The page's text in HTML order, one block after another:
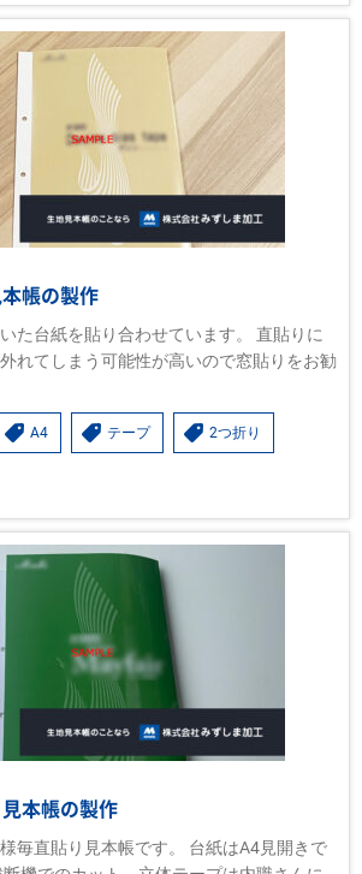
帳の製作
た台紙を貼り合わせています。 直貼りに
れてしまう可能性が高いので窓貼りをお勧
A4 テープ 2つ折り
本帳の製作
毎直貼り見本帳です。 台紙はA4見開きで